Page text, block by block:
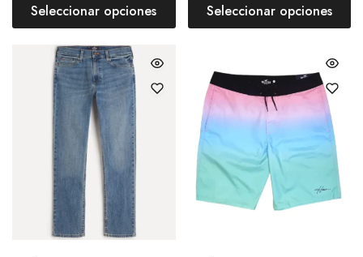
Seleccionar opciones Seleccionar opciones